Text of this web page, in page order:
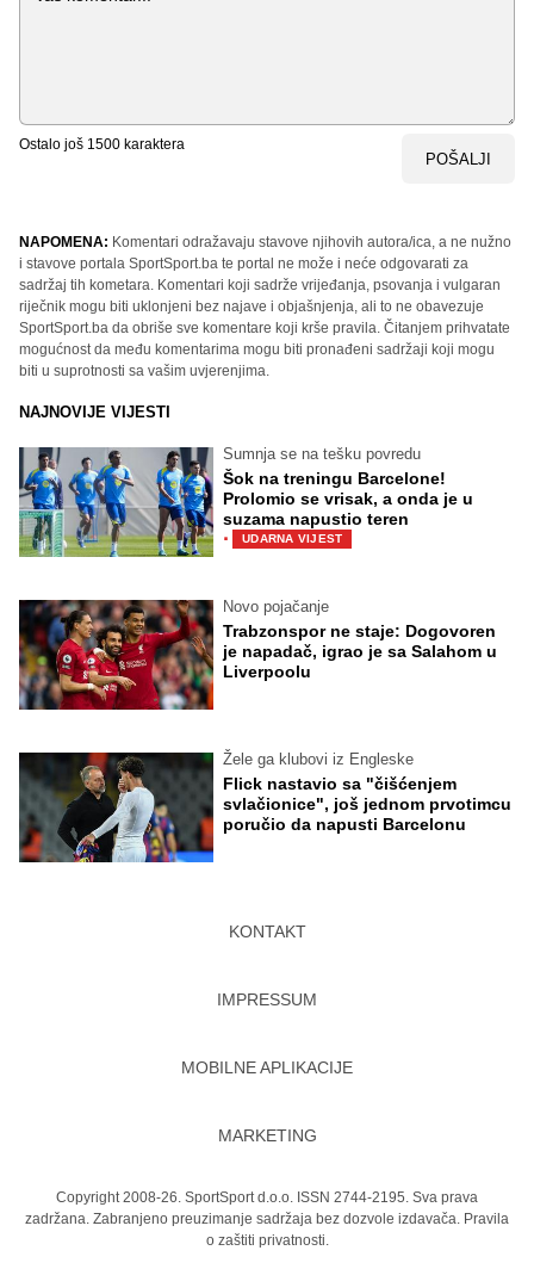
Ostalo još 1500 karaktera
POŠALJI
NAPOMENA: Komentari odražavaju stavove njihovih autora/ica, a ne nužno
i stavove portala SportSport.ba te portal ne može i neće odgovarati za
sadržaj tih kometara. Komentari koji sadrže vrijeđanja, psovanja i vulgaran
riječnik mogu biti uklonjeni bez najave i objašnjenja, ali to ne obavezuje
SportSport.ba da obriše sve komentare koji krše pravila. Čitanjem prihvatate
mogućnost da među komentarima mogu biti pronađeni sadržaji koji mogu
biti u suprotnosti sa vašim uvjerenjima.
NAJNOVIJE VIJESTI
Sumnja se na tešku povredu
Šok na treningu Barcelone!
Prolomio se vrisak, a onda je u
suzama napustio teren
· UDARNA VIJEST
Novo pojačanje
Trabzonspor ne staje: Dogovoren
je napadač, igrao je sa Salahom u
Liverpoolu
Žele ga klubovi iz Engleske
Flick nastavio sa "čišćenjem
svlačionice", još jednom prvotimcu
poručio da napusti Barcelonu
KONTAKT
IMPRESSUM
MOBILNE APLIKACIJE
MARKETING
Copyright 2008-26. SportSport d.o.o. ISSN 2744-2195. Sva prava
zadržana. Zabranjeno preuzimanje sadržaja bez dozvole izdavača. Pravila
o zaštiti privatnosti.